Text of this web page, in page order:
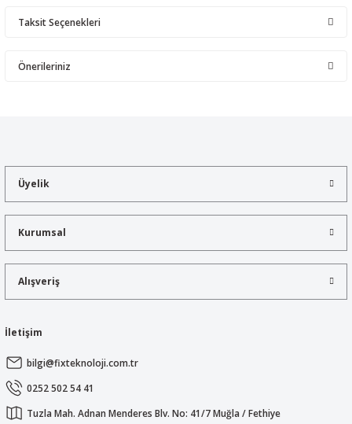
Taksit Seçenekleri
Önerileriniz
Ürün açıklamasında eksik bilgiler bulunuyor.
Ürün bilgilerinde hatalar bulunuyor.
Bu ürüne benzer farklı alternatifler olmalı.
Üyelik
Kurumsal
Alışveriş
İletişim
bilgi@fixteknoloji.com.tr
0252 502 54 41
Tuzla Mah. Adnan Menderes Blv. No: 41/7 Muğla / Fethiye